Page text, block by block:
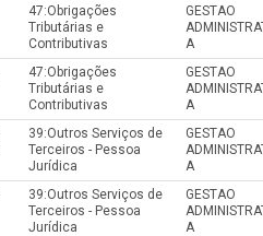
47:Obrigações
Tributárias e
Contributivas
GESTAO
A
47:Obrigações
Tributárias e
Contributivas
GESTAO
A
39:Outros Serviços de
Terceiros - Pessoa
Jurídica
GESTAO
A
39:Outros Serviços de
Terceiros - Pessoa
Jurídica
GESTAO
A